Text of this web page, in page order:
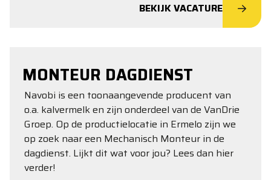
BEKIJK VACATURE
MONTEUR DAGDIENST
Navobi is een toonaangevende producent van
o.a. kalvermelk en zijn onderdeel van de VanDrie
Groep. Op de productielocatie in Ermelo zijn we
op zoek naar een Mechanisch Monteur in de
dagdienst. Lijkt dit wat voor jou? Lees dan hier
verder!